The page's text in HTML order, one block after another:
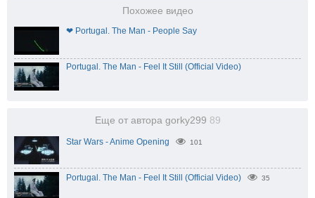
Похожее видео
❤ Portugal. The Man - People Say
Portugal. The Man - Feel It Still (Official Video)
Еще от автора gorky299 89
Star Wars - Anime Opening 101
Portugal. The Man - Feel It Still (Official Video) 35